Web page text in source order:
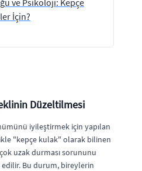
ve Psikoloji: Kepçe
İçin?
Düzeltilmesi
iyileştirmek için yapılan
"kepçe kulak" olarak bilinen
uzak durması sorununu
Bu durum, bireylerin